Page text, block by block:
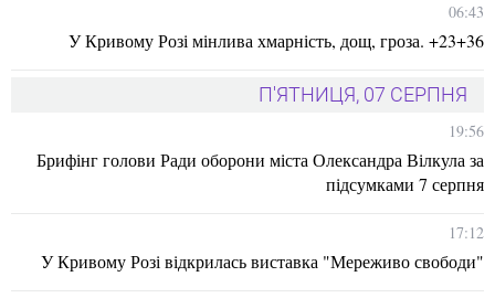
06:43
У Кривому Розі мінлива хмарність, дощ, гроза. +23+36
П'ЯТНИЦЯ, 07 СЕРПНЯ
19:56
Брифінг голови Ради оборони міста Олександра Вілкула за
підсумками 7 серпня
17:12
У Кривому Розі відкрилась виставка "Мереживо свободи"